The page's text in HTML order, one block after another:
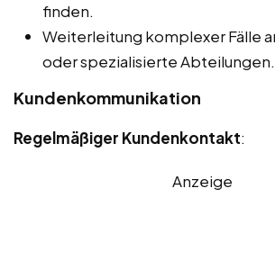
finden.
Weiterleitung komplexer Fälle
oder spezialisierte Abteilungen.
Kundenkommunikation
Regelmäßiger Kundenkontakt:
Anzeige